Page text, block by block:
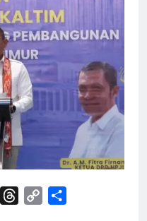
LinkedInThreads
Copy